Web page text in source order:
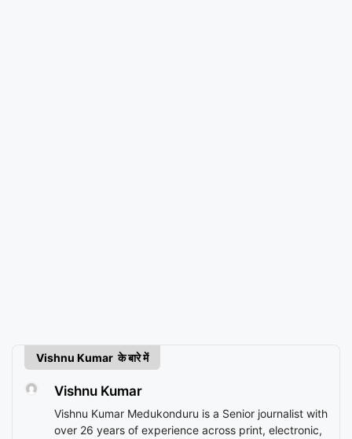
Vishnu Kumar के बारे में
Vishnu Kumar
Vishnu Kumar Medukonduru is a Senior journalist with
over 26 years of experience across print, electronic,